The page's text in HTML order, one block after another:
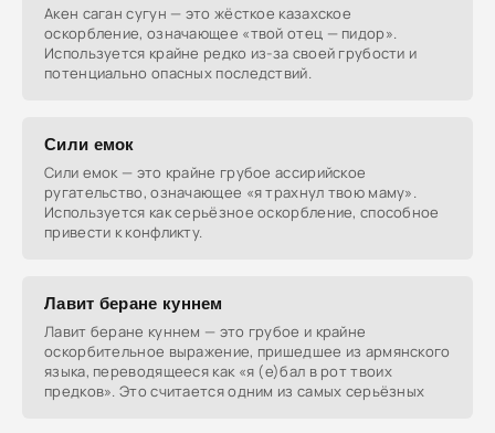
Акен саган сугун — это жёсткое казахское
оскорбление, означающее «твой отец — пидор».
Используется крайне редко из-за своей грубости и
потенциально опасных последствий.
Сили емок
Сили емок — это крайне грубое ассирийское
ругательство, означающее «я трахнул твою маму».
Используется как серьёзное оскорбление, способное
привести к конфликту.
Лавит беране куннем
Лавит беране куннем — это грубое и крайне
оскорбительное выражение, пришедшее из армянского
языка, переводящееся как «я (е)бал в рот твоих
предков». Это считается одним из самых серьёзных